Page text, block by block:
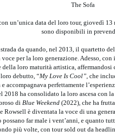
The Sofa
un’unica data del loro tour, giovedì
sono disponibili in
da quando, nel 2013, il quartetto
voce per la loro generazione. Adesso,
loro maturità artistica, affermandosi
debutto, “My Love Is Cool”, che
e accompagnava perfettamente
2018 ha consolidato la loro ascesa con
di Blue Weekend (2022), che ha
Rowsell è diventata la voce di una
possano far male i vent’anni, e quanto
più volte, con tour sold out da